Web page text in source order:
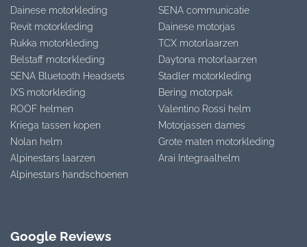
Dainese motorkleding
Revit motorkleding
Rukka motorkleding
Belstaff motorkleding
SENA Bluetooth Headsets
IXS motorkleding
ROOF helmen
Kriega tassen kopen
Nolan helm
Alpinestars laarzen
Alpinestars handschoenen
SENA communicatie
Dainese motorjas
TCX motorlaarzen
Daytona motorlaarzen
Stadler motorkleding
Bering motorpak
Valentino Rossi helm
Motorjassen dames
Grote maten motorkleding
Arai Integraalhelm
Google Reviews